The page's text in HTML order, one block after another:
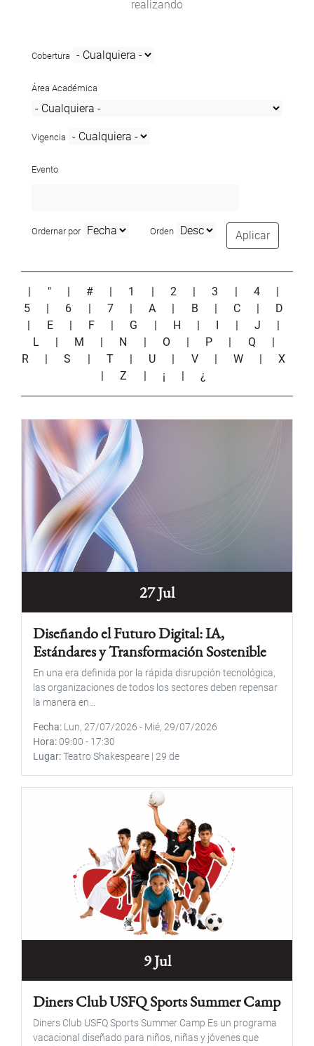
realizando
Cobertura
Área Académica
Vigencia
Evento
Ordernar por Orden Aplicar
| " | # | 1 | 2 |3 | 4
|
5
| 6 | 7 |A | B | C | D
| E | F | G | H | I | J
|
L
| M | N | O | P | Q
|
R
|S | T | U | V |W |X
|Z | ¡ |¿
27 Jul
Diseñando el Futuro Digital: IA,
Estándares y Transformación Sostenible
En una era definida por la rápida disrupción tecnológica,
las organizaciones de todos los sectores deben repensar
la manera en...
Fecha Lun, 27/07/2026 - Mié, 29/07/2026
Hora 09:00 - 17:30
Lugar Teatro Shakespeare | 29 de
9 Jul
Diners Club USFQ Sports Summer Camp
Diners Club USFQ Sports Summer Camp Es un programa
vacacional diseñado para niños, niñas y jóvenes que